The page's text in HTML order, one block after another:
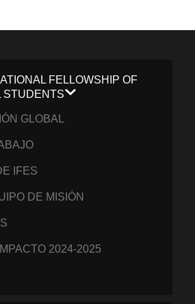
FELLOWSHIP OF
STUDENTS
GLOBAL
IFES
DE MISIÓN
2024-2025